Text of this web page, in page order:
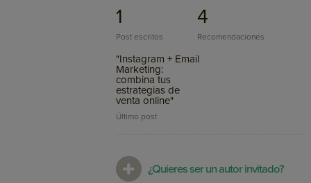
1
Post escritos
4
Recomendaciones
"Instagram + Email
Marketing:
combina tus
estrategias de
venta online"
Último post
¿Quieres ser un autor invitado?